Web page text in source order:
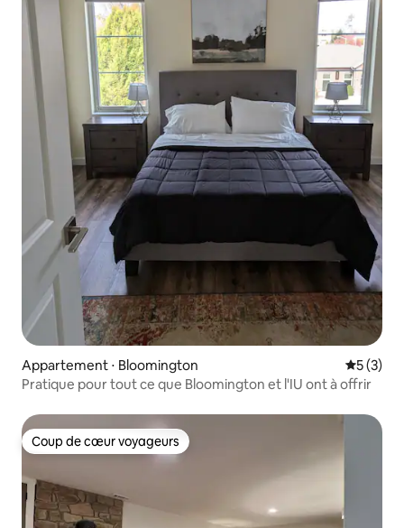
Appartement ⋅ Bloomington
5 (3)
Pratique pour tout ce que Bloomington et l'IU ont à offrir
Coup de cœur voyageurs
Coup de cœur voyageurs